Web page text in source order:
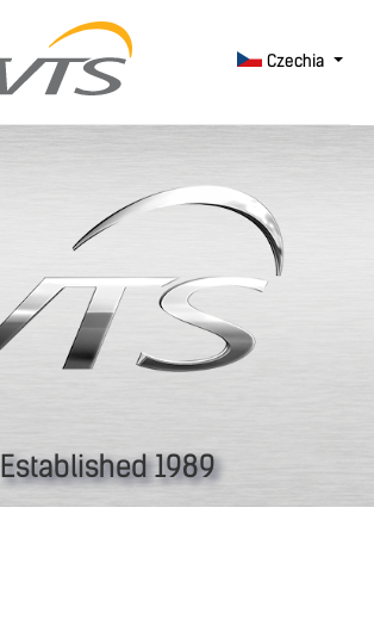
Czechia
Established 1989